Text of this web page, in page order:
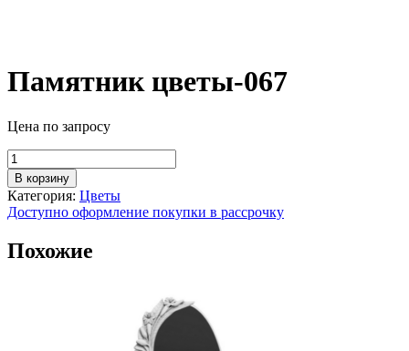
Памятник цветы-067
Цена по запросу
Количество
товара
Памятник
цветы-067
В корзину
Категория: Цветы
Доступно оформление покупки в рассрочку
Похожие